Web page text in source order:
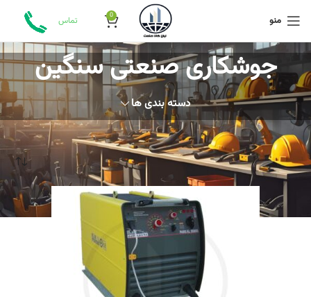
منو 0 تماس
جوشکاری صنعتی سنگین
دسته بندی ها
خانه محصولات برچسب خورده “جوشکاری صنعتی سنگین”